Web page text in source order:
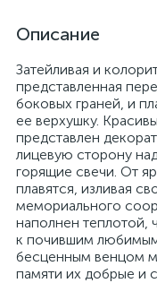
Описание
Затейливая и
представленная
боковых граней, и
ее верхушку.
представлен
лицевую сторону
горящие свечи. От
плавятся, изливая
мемориального
наполнен теплотой,
к почившим
бесценным венцом
памяти их добрые и